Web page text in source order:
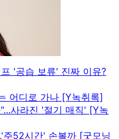
'공습 보류' 진짜 이유?
어디로 가나 [Y녹취록]
사라진 '절기 매직' [Y녹
주52시간' 손볼까 [굿모닝